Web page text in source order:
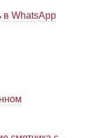
в WhatsApp